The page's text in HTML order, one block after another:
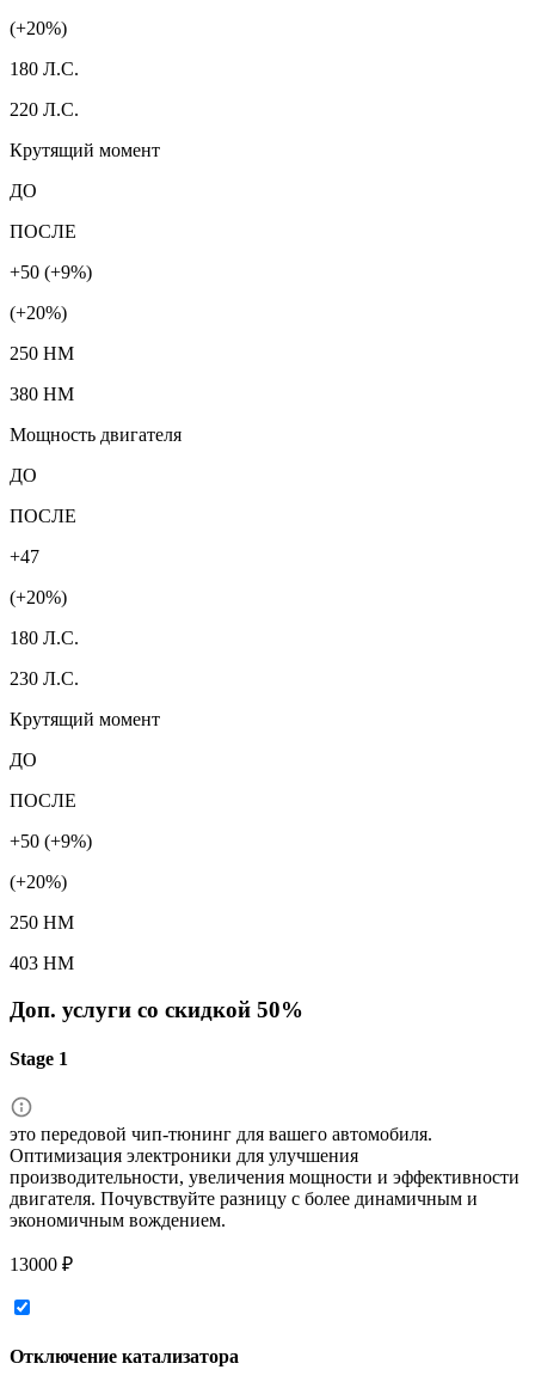
(+20%)
180 Л.С.
220 Л.С.
Крутящий момент
ДО
ПОСЛЕ
+50 (+9%)
(+20%)
250 HM
380 HM
Мощность двигателя
ДО
ПОСЛЕ
+47
(+20%)
180 Л.С.
230 Л.С.
Крутящий момент
ДО
ПОСЛЕ
+50 (+9%)
(+20%)
250 HM
403 HM
Доп. услуги со скидкой 50%
Stage 1
это передовой чип-тюнинг для вашего автомобиля.
Оптимизация электроники для улучшения
производительности, увеличения мощности и эффективности
двигателя. Почувствуйте разницу с более динамичным и
экономичным вождением.
13000 ₽
Отключение катализатора